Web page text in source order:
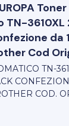
Toner
TN-
da
Cod
TN-
COD.